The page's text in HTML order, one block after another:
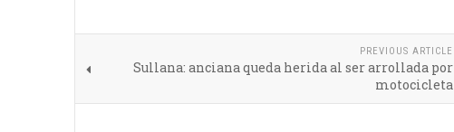
PREVIOUS ARTICLE
Sullana: anciana queda herida al ser arrollada por
motocicleta